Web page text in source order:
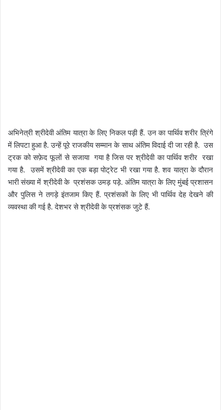
अभिनेत्री श्रीदेवी अंतिम यात्रा के लिए निकल पड़ी हैं. उन का पार्थिव शरीर त्रिंगे
में लिपटा हुआ है. उन्हें पूरे राजकीय सम्मान के साथ अंतिम विदाई दी जा रही है. उस
ट्रक को सफ़ेद फूलों से सजाया गया है जिस पर श्रीदेवी का पार्थिव शरीर रखा
गया है. उसमें श्रीदेवी का एक बड़ा पोट्रेट भी रखा गया है. शव यात्रा के दौरान
भारी संख्या में श्रीदेवी के प्रशंसक उमड़ पड़े. अंतिम यात्रा के लिए मुंबई प्रशासन
और पुलिस ने तगड़े इंतजाम किए हैं. प्रशंसकों के लिए भी पार्थिव देह देखने की
व्यवस्था की गई है. देशभर से श्रीदेवी के प्रशंसक जुटे हैं.